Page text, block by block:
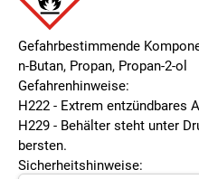
Gefahrbestimmende
n-Butan, Propan, Propan-2-ol
Gefahrenhinweise:
H222 - Extrem entzündbares
H229 - Behälter steht unter
bersten.
Sicherheitshinweise: